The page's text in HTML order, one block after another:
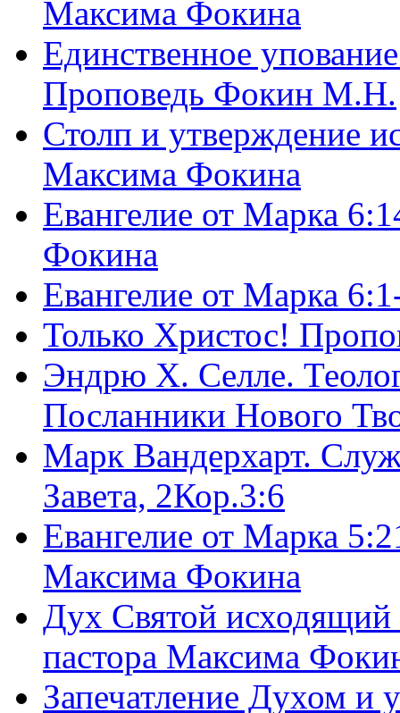
Максима Фокина
Единственное
Проповедь Фокин М.Н.
Столп и утверждение
Максима Фокина
Евангелие от Марка
Фокина
Евангелие от Марка
Только Христос!
Эндрю Х. Селле.
Посланники Нового
Марк Вандерхарт.
Завета, 2Кор.3:6
Евангелие от Марка
Максима Фокина
Дух Святой
пастора Максима
Запечатление Духом и